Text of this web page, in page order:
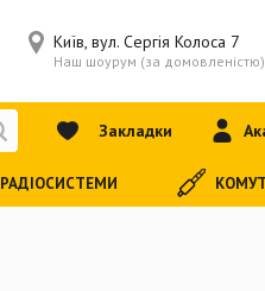
Київ, вул. Сергія Колоса 7
Наш шоурум (за домовленістю)
Закладки
РАДІОСИСТЕМИ